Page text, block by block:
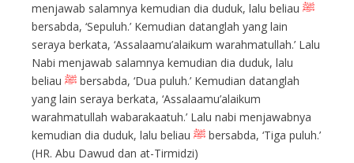
menjawab salamnya kemudian dia duduk, lalu beliau ﷺ
bersabda, ‘Sepuluh.’ Kemudian datanglah yang lain
seraya berkata, ‘Assalaamu’alaikum warahmatullah.’ Lalu
Nabi menjawab salamnya kemudian dia duduk, lalu
beliau ﷺ bersabda, ‘Dua puluh.’ Kemudian datanglah
yang lain seraya berkata, ‘Assalaamu’alaikum
warahmatullah wabarakaatuh.’ Lalu nabi menjawabnya
kemudian dia duduk, lalu beliau ﷺ bersabda, ‘Tiga puluh.’
(HR. Abu Dawud dan at-Tirmidzi)